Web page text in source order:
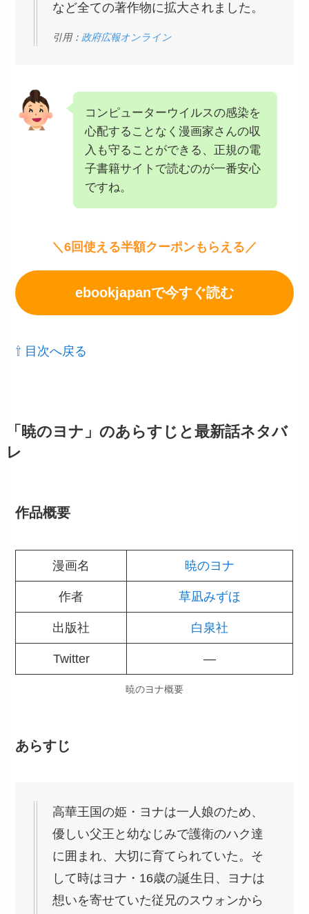
など全ての著作物に拡大されました。
引用： 政府広報オンライン
コンピューターウイルスの感染を
心配することなく漫画家さんの収
入も守ることができる、正規の電
子書籍サイトで読むのが一番安心
ですね。
＼6回使える半額クーポンもらえる／
ebookjapanで今すぐ読む
⇧ 目次へ戻る
「暁のヨナ」のあらすじと最新話ネタバ
レ
作品概要
漫画名 暁のヨナ
作者 草凪みずほ
出版社 白泉社
Twitter ―
暁のヨナ概要
あらすじ
高華王国の姫・ヨナは一人娘のため、
優しい父王と幼なじみで護衛のハク達
に囲まれ、大切に育てられていた。そ
して時はヨナ・16歳の誕生日、ヨナは
想いを寄せていた従兄のスウォンから